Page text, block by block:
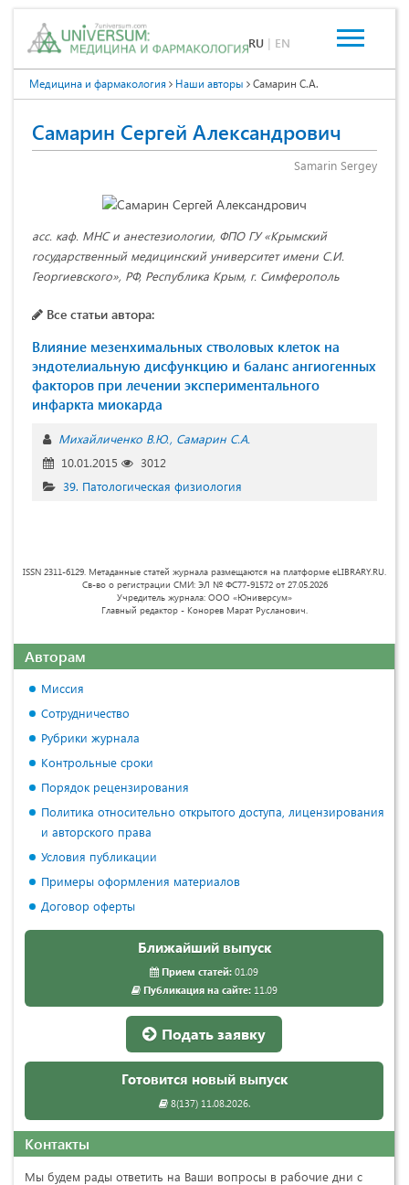
RU | EN
Медицина и фармакология Наши авторы Самарин С.А.
Самарин Сергей Александрович
Samarin Sergey
асс. каф. МНС и анестезиологии, ФПО ГУ «Крымский
государственный медицинский университет имени С.И.
Георгиевского», РФ, Республика Крым, г. Симферополь
Все статьи автора:
Влияние мезенхимальных стволовых клеток на
эндотелиальную дисфункцию и баланс ангиогенных
факторов при лечении экспериментального
инфаркта миокарда
Михайличенко В.Ю. Самарин С.А.
10.01.2015
3012
39. Патологическая физиология
ISSN 2311-6129. Метаданные статей журнала размещаются на платформе eLIBRARY.RU.
Св-во о регистрации СМИ: ЭЛ № ФС77-91572 от 27.05.2026
Учредитель журнала: ООО «Юниверсум»
Главный редактор - Конорев Марат Русланович.
Авторам
Миссия
Сотрудничество
Рубрики журнала
Контрольные сроки
Порядок рецензирования
Политика относительно открытого доступа, лицензирования
и авторского права
Условия публикации
Примеры оформления материалов
Договор оферты
Ближайший выпуск
Прием статей: 01.09
Публикация на сайте:11.09
Подать заявку
Готовится новый выпуск
8(137) 11.08.2026.
Контакты
Мы будем рады ответить на Ваши вопросы в рабочие дни с